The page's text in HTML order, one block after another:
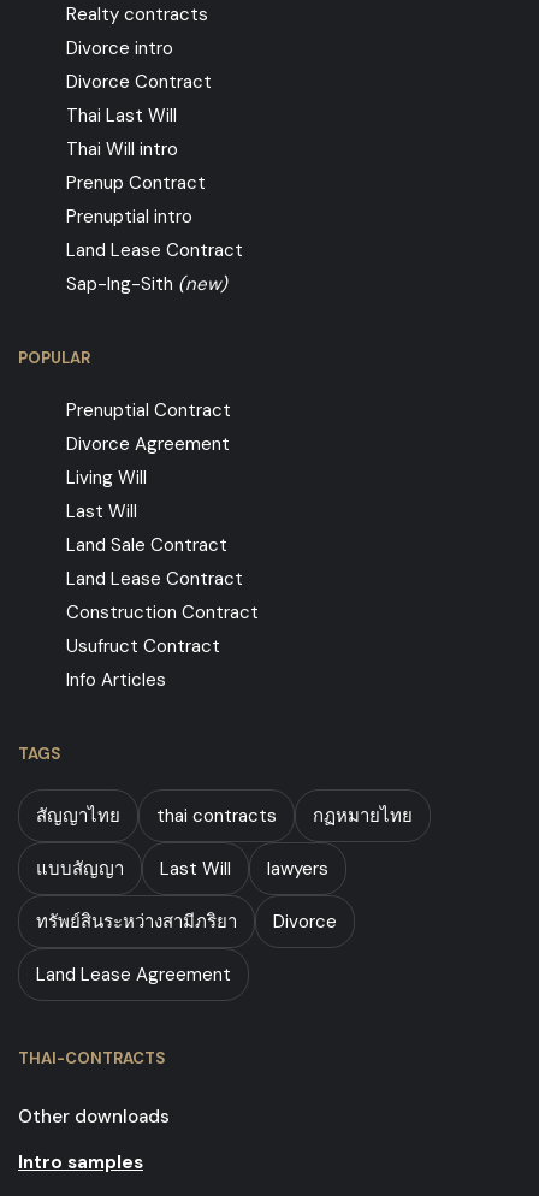
Realty contracts
Divorce intro
Divorce Contract
Thai Last Will
Thai Will intro
Prenup Contract
Prenuptial intro
Land Lease Contract
Sap-Ing-Sith (new)
POPULAR
Prenuptial Contract
Divorce Agreement
Living Will
Last Will
Land Sale Contract
Land Lease Contract
Construction Contract
Usufruct Contract
Info Articles
TAGS
สัญญาไทย thai contracts กฏหมายไทย
แบบสัญญา Last Will lawyers
ทรัพย์สินระหว่างสามีภริยา Divorce
Land Lease Agreement
THAI-CONTRACTS
Other downloads
Intro samples